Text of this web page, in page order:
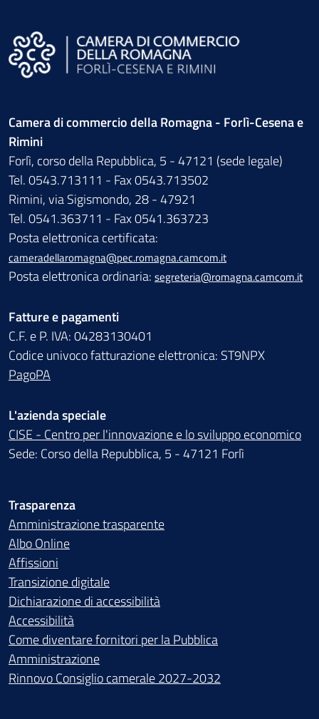
Camera di commercio della Romagna - Forlì-Cesena e
Rimini
Forlì, corso della Repubblica, 5 - 47121 (sede legale)
Tel. 0543.713111 - Fax 0543.713502
Rimini, via Sigismondo, 28 - 47921
Tel. 0541.363711 - Fax 0541.363723
Posta elettronica certificata:
cameradellaromagna@pec.romagna.camcom.it
Posta elettronica ordinaria: segreteria@romagna.camcom.it
Fatture e pagamenti
C.F. e P. IVA: 04283130401
Codice univoco fatturazione elettronica: ST9NPX
PagoPA
L'azienda speciale
CISE - Centro per l'innovazione e lo sviluppo economico
Sede: Corso della Repubblica, 5 - 47121 Forlì
Trasparenza
Amministrazione trasparente
Albo Online
Affissioni
Transizione digitale
Dichiarazione di accessibilità
Accessibilità
Come diventare fornitori per la Pubblica
Amministrazione
Rinnovo Consiglio camerale 2027-2032